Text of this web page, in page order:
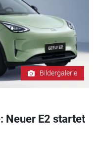
Bildergalerie
Neuer E2 startet